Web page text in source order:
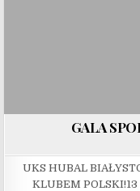
GALA
UKS HUBAL
KLUBEM